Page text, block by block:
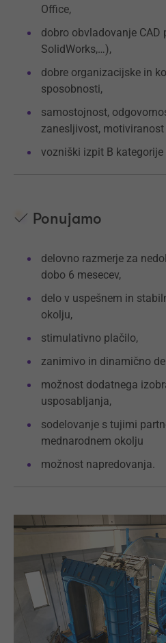
Office,
dobro obvladovanje CAD
SolidWorks,…),
dobre organizacijske in
sposobnosti,
samostojnost,
zanesljivost,
vozniški izpit B kategorije
Ponujamo
delovno razmerje za
dobo 6 mesecev,
delo v uspešnem in
okolju,
stimulativno plačilo,
zanimivo in dinamično
možnost dodatnega
usposabljanja,
sodelovanje s tujimi
mednarodnem okolju
možnost napredovanja.